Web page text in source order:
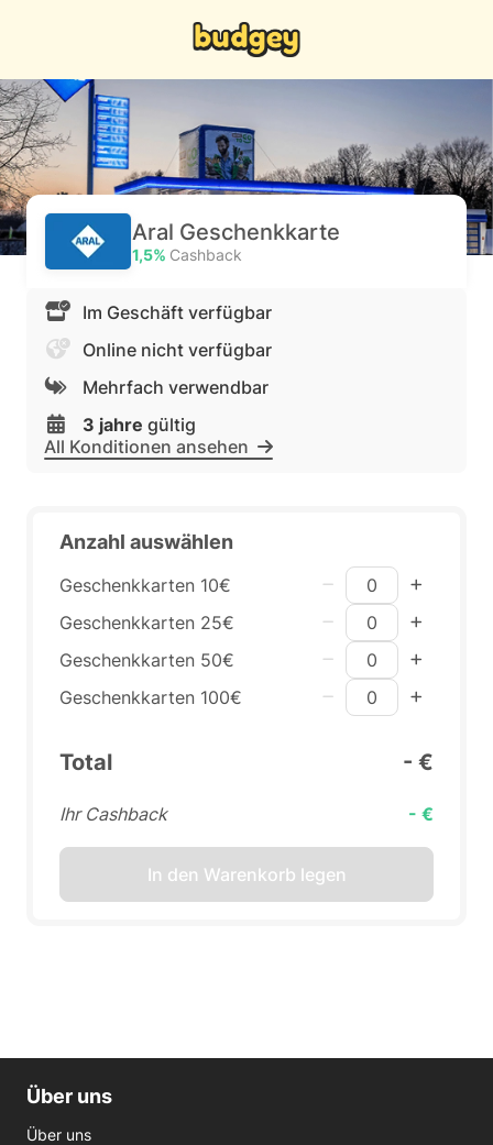
Aral Geschenkkarte
1,5% Cashback
Im Geschäft verfügbar
Online nicht verfügbar
Mehrfach verwendbar
3 jahre gültig
All Konditionen ansehen
Anzahl auswählen
Geschenkkarten 10€
Geschenkkarten 25€
Geschenkkarten 50€
Geschenkkarten 100€
Total - €
Ihr Cashback - €
In den Warenkorb legen
Über uns
Über uns